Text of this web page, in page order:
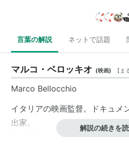
言葉の解説 ネットで話題
マルコ・ベロッキオ (映画) 【 ま
Marco Bellocchio
イタリアの映画監督。ドキュメ
出家。
主な作品に「ポケットの中の握
解説の続きを